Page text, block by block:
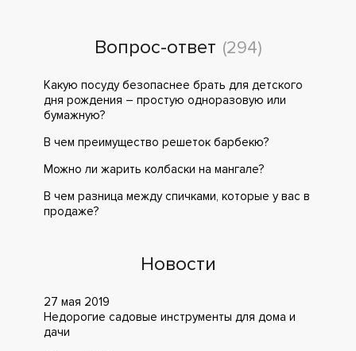
Вопрос-ответ (294)
Какую посуду безопаснее брать для детского
дня рождения – простую одноразовую или
бумажную?
В чем преимущество решеток барбекю?
Можно ли жарить колбаски на мангале?
В чем разница между спичками, которые у вас в
продаже?
Новости
27 мая 2019
Недорогие садовые инструменты для дома и
дачи